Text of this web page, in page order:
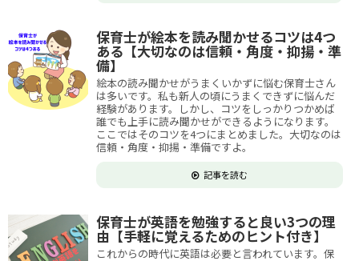
保育士が絵本を読み聞かせるコツは4つ
ある【大切なのは信頼・角度・抑揚・準
備】
絵本の読み聞かせがうまくいかずに悩む保育士さん
は多いです。私も新人の頃にうまくできずに悩んだ
経験があります。しかし、コツをしっかりつかめば
誰でも上手に読み聞かせができるようになります。
ここではそのコツを4つにまとめました。大切なのは
信頼・角度・抑揚・準備ですよ。
記事を読む
保育士が英語を勉強すると良い3つの理
由【手軽に覚えるためのヒント付き】
これからの時代に英語は必要と言われています。保